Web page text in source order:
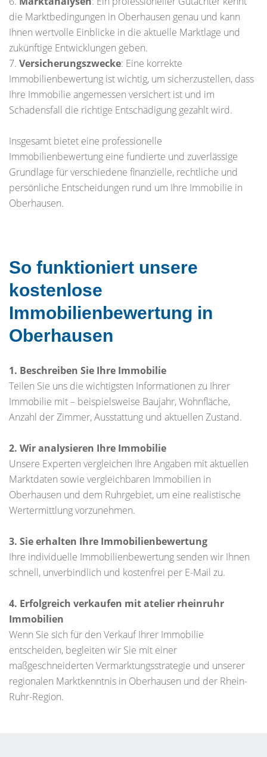
die Marktbedingungen in Oberhausen genau und kann
Ihnen wertvolle Einblicke in die aktuelle Marktlage und
zukünftige Entwicklungen geben.
7. Versicherungszwecke: Eine korrekte
Immobilienbewertung ist wichtig, um sicherzustellen, dass
Ihre Immobilie angemessen versichert ist und im
Schadensfall die richtige Entschädigung gezahlt wird.
Insgesamt bietet eine professionelle
Immobilienbewertung eine fundierte und zuverlässige
Grundlage für verschiedene finanzielle, rechtliche und
persönliche Entscheidungen rund um Ihre Immobilie in
Oberhausen.
So funktioniert unsere
kostenlose
Immobilienbewertung in
Oberhausen
1. Beschreiben Sie Ihre Immobilie
Teilen Sie uns die wichtigsten Informationen zu Ihrer
Immobilie mit – beispielsweise Baujahr, Wohnfläche,
Anzahl der Zimmer, Ausstattung und aktuellen Zustand.
2. Wir analysieren Ihre Immobilie
Unsere Experten vergleichen Ihre Angaben mit aktuellen
Marktdaten sowie vergleichbaren Immobilien in
Oberhausen und dem Ruhrgebiet, um eine realistische
Wertermittlung vorzunehmen.
3. Sie erhalten Ihre Immobilienbewertung
Ihre individuelle Immobilienbewertung senden wir Ihnen
schnell, unverbindlich und kostenfrei per E-Mail zu.
4. Erfolgreich verkaufen mit atelier rheinruhr
Immobilien
Wenn Sie sich für den Verkauf Ihrer Immobilie
entscheiden, begleiten wir Sie mit einer
maßgeschneiderten Vermarktungsstrategie und unserer
regionalen Marktkenntnis in Oberhausen und der Rhein-
Ruhr-Region.